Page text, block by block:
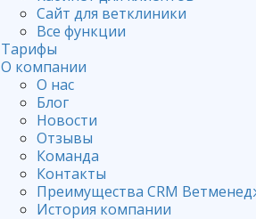
Сайт для ветклиники
Все функции
Тарифы
О компании
О нас
Блог
Новости
Отзывы
Команда
Контакты
Преимущества CRM
История компании